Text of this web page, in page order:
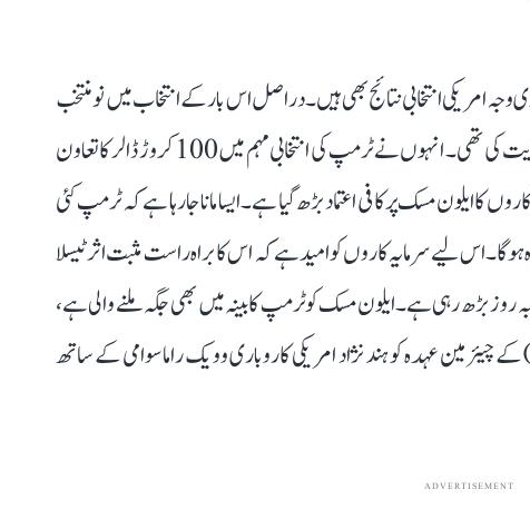
امریکی انتخابی نتائج بھی ہیں۔ دراصل اس بار کے انتخاب میں نو منتخب
امریکی صدر ڈونلڈ ٹرمپ کی ایلون مسک نے کھل کر حمایت کی تھی۔ انہوں نے ٹرمپ کی انتخابی مہم میں 100 کروڑ ڈالر کا تعاون
ایلون مسک پر کافی اعتماد بڑھ گیا ہے۔ ایسا مانا جا رہا ہے کہ ٹرمپ کئی
اس لیے سرمایہ کاروں کو امید ہے کہ اس کا براہ راست مثبت اثر ٹیسلا
روز بڑھ رہی ہے۔ ایلون مسک کو ٹرمپ کابینہ میں بھی جگہ ملنے والی ہے،
عہدہ کو ہند نژاد امریکی کاروباری وویک راماسوامی کے ساتھ
ADVERTISEMENT